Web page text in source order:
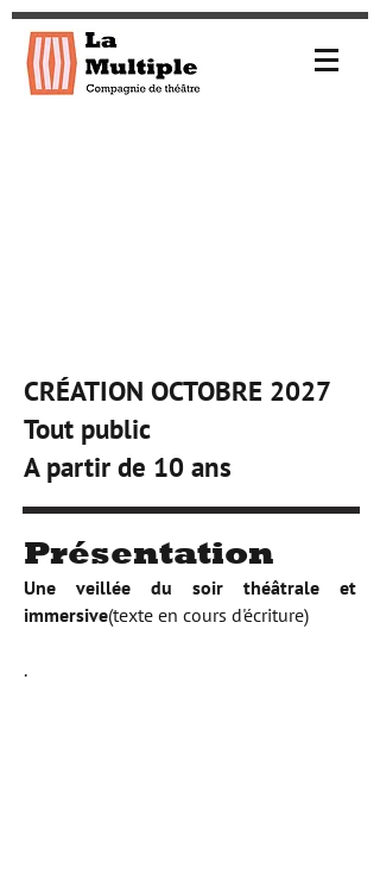
CRÉATION OCTOBRE 2027
Tout public
A partir de 10 ans
Présentation
Une veillée du soir théâtrale et
immersive(texte en cours d'écriture)
.